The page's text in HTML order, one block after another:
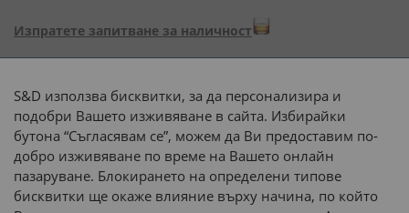
Изпратете запитване за наличност
Начини на плащане:
Доставка до адрес с:
S&D използва бисквитки, за да персонализира и
подобри Вашето изживяване в сайта. Избирайки
бутона “Съгласявам се”, можем да Ви предоставим по-
добро изживяване по време на Вашето онлайн
пазаруване. Блокирането на определени типове
бисквитки ще окаже влияние върху начина, по който